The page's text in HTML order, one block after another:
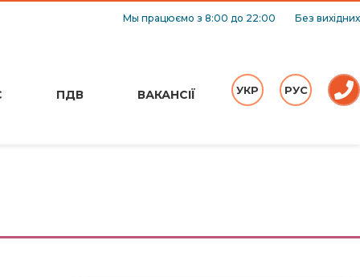
Мы працюємо з 8:00 до 22:00 Без вихідних
ПДВ ВАКАНСІЇ УКР РУС